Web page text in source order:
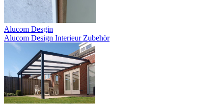
Alucom Desgin
Alucom Design Interieur Zubehör